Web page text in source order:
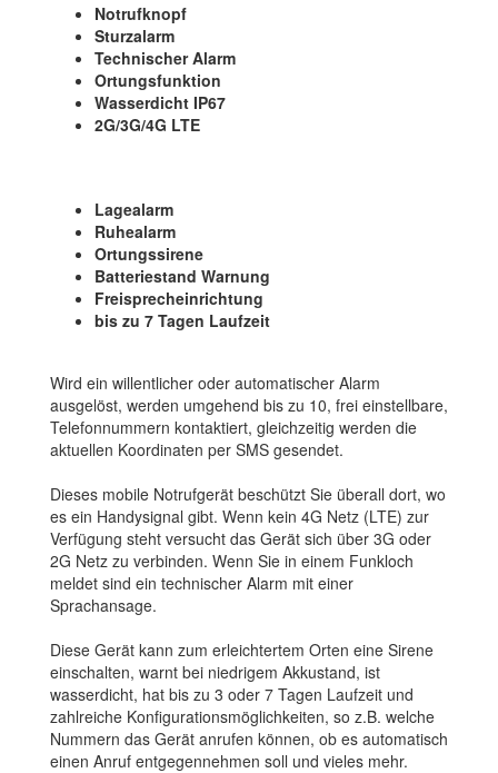
Notrufknopf
Sturzalarm
Technischer Alarm
Ortungsfunktion
Wasserdicht IP67
2G/3G/4G LTE
Lagealarm
Ruhealarm
Ortungssirene
Batteriestand Warnung
Freisprecheinrichtung
bis zu 7 Tagen Laufzeit
Wird ein willentlicher oder automatischer Alarm
ausgelöst, werden umgehend bis zu 10, frei einstellbare,
Telefonnummern kontaktiert, gleichzeitig werden die
aktuellen Koordinaten per SMS gesendet.
Dieses mobile Notrufgerät beschützt Sie überall dort, wo
es ein Handysignal gibt. Wenn kein 4G Netz (LTE) zur
Verfügung steht versucht das Gerät sich über 3G oder
2G Netz zu verbinden. Wenn Sie in einem Funkloch
meldet sind ein technischer Alarm mit einer
Sprachansage.
Diese Gerät kann zum erleichtertem Orten eine Sirene
einschalten, warnt bei niedrigem Akkustand, ist
wasserdicht, hat bis zu 3 oder 7 Tagen Laufzeit und
zahlreiche Konfigurationsmöglichkeiten, so z.B. welche
Nummern das Gerät anrufen können, ob es automatisch
einen Anruf entgegennehmen soll und vieles mehr.